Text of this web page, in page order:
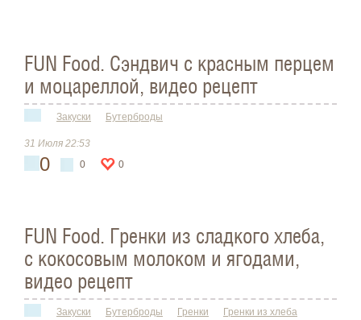
FUN Food. Cэндвич с красным перцем
и моцареллой, видео рецепт
Закуски Бутерброды
31 Июля 22:53
0 0 0
FUN Food. Гренки из сладкого хлеба,
с кокосовым молоком и ягодами,
видео рецепт
Закуски Бутерброды Гренки
Гренки из хлеба